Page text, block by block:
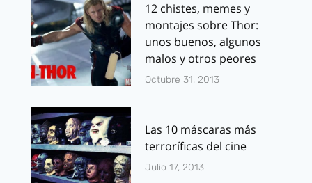
12 chistes, memes y
montajes sobre Thor:
unos buenos, algunos
malos y otros peores
Octubre 31, 2013
Las 10 máscaras más
terroríficas del cine
Julio 17, 2013